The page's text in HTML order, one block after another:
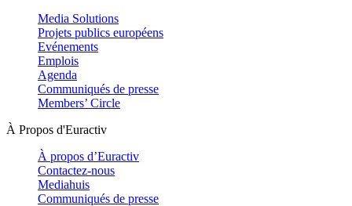
Media Solutions
Projets publics européens
Evénements
Emplois
Agenda
Communiqués de presse
Members’ Circle
À Propos d'Euractiv
À propos d’Euractiv
Contactez-nous
Mediahuis
Communiqués de presse